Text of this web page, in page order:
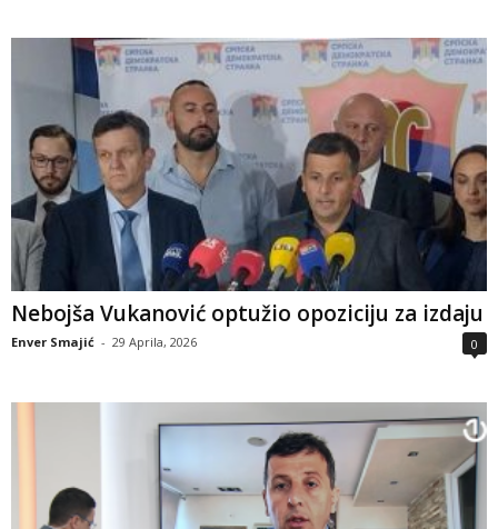
Nebojša Vukanović optužio opoziciju za izdaju
Enver Smajić - 29 Aprila, 2026 0